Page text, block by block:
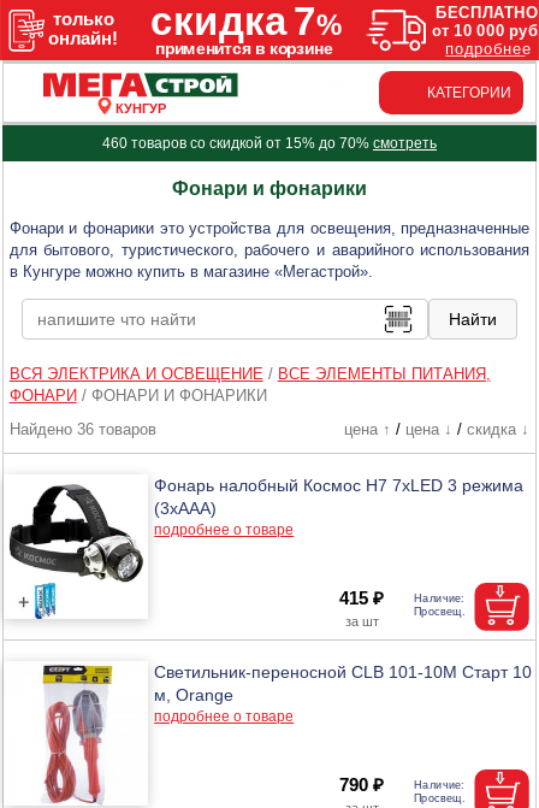
КУНГУР
КАТЕГОРИИ
460 товаров со скидкой от 15% до 70% смотреть
Фонари и фонарики
Фонари и фонарики это устройства для освещения, предназначенные
для бытового, туристического, рабочего и аварийного использования
в Кунгуре можно купить в магазине «Мегастрой».
ВСЯ ЭЛЕКТРИКА И ОСВЕЩЕНИЕ / ВСЕ ЭЛЕМЕНТЫ ПИТАНИЯ,
ФОНАРИ / ФОНАРИ И ФОНАРИКИ
Найдено 36 товаров
цена ↑ / цена ↓ / скидка ↓
Фонарь налобный Космос H7 7хLED 3 режима
(3хААА)
подробнее о товаре
415 ₽
Светильник-переносной CLB 101-10M Старт 10
м, Orange
подробнее о товаре
790 ₽